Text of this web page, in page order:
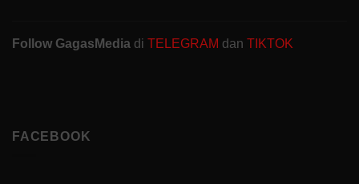
Follow GagasMedia di TELEGRAM dan TIKTOK
FACEBOOK